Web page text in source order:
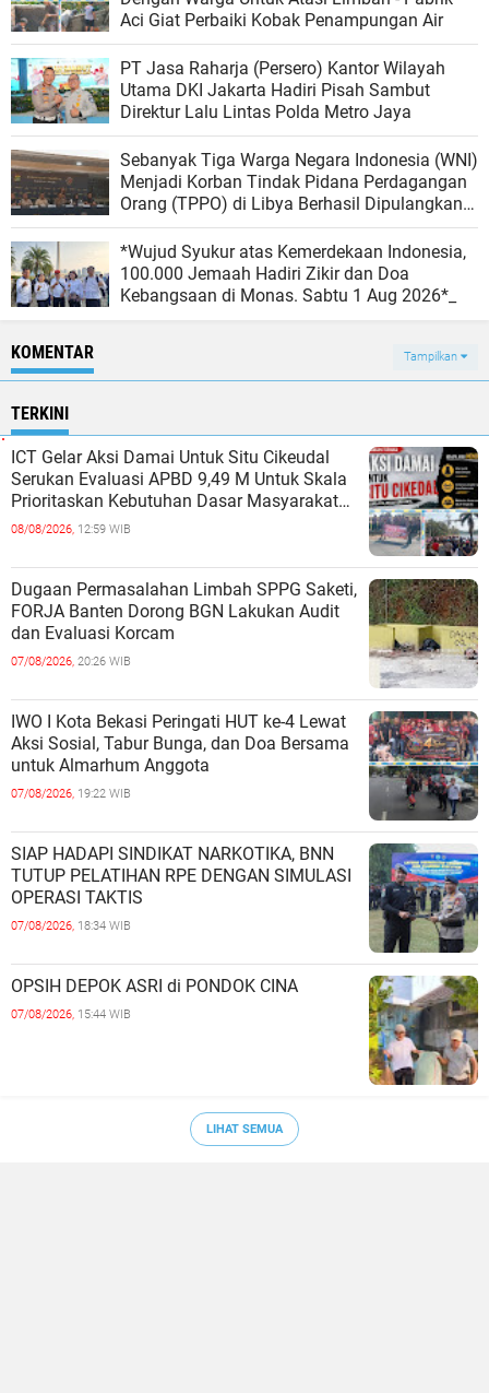
Aci Giat Perbaiki Kobak Penampungan Air
PT Jasa Raharja (Persero) Kantor Wilayah
Utama DKI Jakarta Hadiri Pisah Sambut
Direktur Lalu Lintas Polda Metro Jaya
Sebanyak Tiga Warga Negara Indonesia (WNI)
Menjadi Korban Tindak Pidana Perdagangan
Orang (TPPO) di Libya Berhasil Dipulangkan
Ke - Indonesia. Mereka adalah NAR, SS, dan
NKR.
*Wujud Syukur atas Kemerdekaan Indonesia,
100.000 Jemaah Hadiri Zikir dan Doa
Kebangsaan di Monas. Sabtu 1 Aug 2026*_
KOMENTAR Tampilkan
TERKINI
ICT Gelar Aksi Damai Untuk Situ Cikeudal
Serukan Evaluasi APBD 9,49 M Untuk Skala
Prioritaskan Kebutuhan Dasar Masyarakat
Belum Saat nya Butuh Kawasa
08/08/2026, 12:59 WIB
Dugaan Permasalahan Limbah SPPG Saketi,
FORJA Banten Dorong BGN Lakukan Audit
dan Evaluasi Korcam
07/08/2026, 20:26 WIB
IWO I Kota Bekasi Peringati HUT ke-4 Lewat
Aksi Sosial, Tabur Bunga, dan Doa Bersama
untuk Almarhum Anggota
07/08/2026, 19:22 WIB
SIAP HADAPI SINDIKAT NARKOTIKA, BNN
TUTUP PELATIHAN RPE DENGAN SIMULASI
OPERASI TAKTIS
07/08/2026, 18:34 WIB
OPSIH DEPOK ASRI di PONDOK CINA
07/08/2026, 15:44 WIB
LIHAT SEMUA